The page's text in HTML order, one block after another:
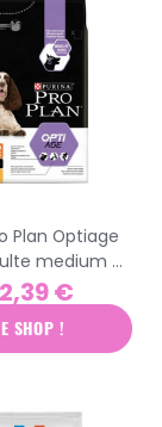
Plan Optiage
medium &
3kg
€
SHOP !